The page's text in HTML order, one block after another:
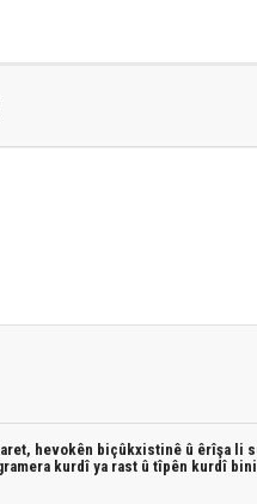
hevokên biçûkxistinê û êrîşa li
kurdî ya rast û tîpên kurdî